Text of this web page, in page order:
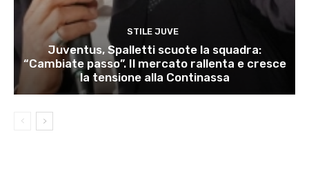
STILE JUVE
Juventus, Spalletti scuote la squadra:
“Cambiate passo”. Il mercato rallenta e cresce
la tensione alla Continassa